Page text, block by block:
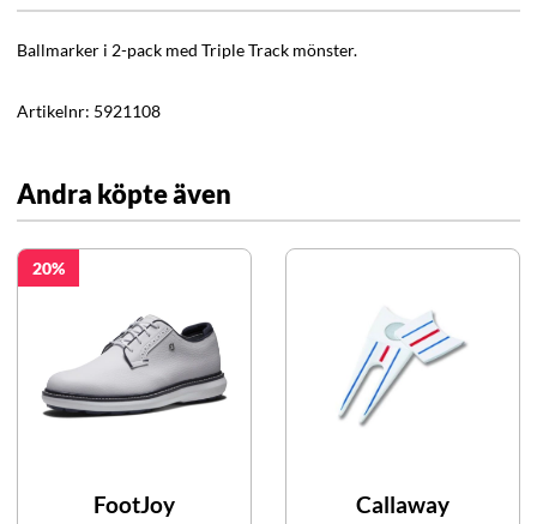
Ballmarker i 2-pack med Triple Track mönster.
Artikelnr: 5921108
Andra köpte även
20
FootJoy Callaway